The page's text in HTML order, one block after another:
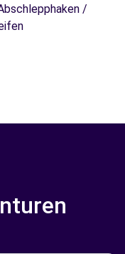
/